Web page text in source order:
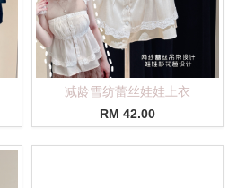
减龄雪纺蕾丝娃娃上衣
RM 42.00